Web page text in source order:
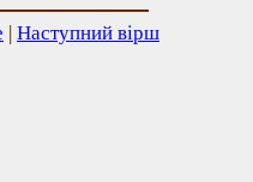
| Наступний вірш